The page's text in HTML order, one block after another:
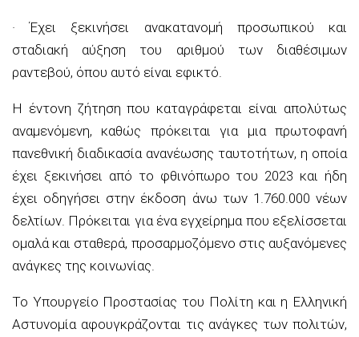
· Έχει ξεκινήσει ανακατανομή προσωπικού και
σταδιακή αύξηση του αριθμού των διαθέσιμων
ραντεβού, όπου αυτό είναι εφικτό.
Η έντονη ζήτηση που καταγράφεται είναι απολύτως
αναμενόμενη, καθώς πρόκειται για μια πρωτοφανή
πανεθνική διαδικασία ανανέωσης ταυτοτήτων, η οποία
έχει ξεκινήσει από το φθινόπωρο του 2023 και ήδη
έχει οδηγήσει στην έκδοση άνω των 1.760.000 νέων
δελτίων. Πρόκειται για ένα εγχείρημα που εξελίσσεται
ομαλά και σταθερά, προσαρμοζόμενο στις αυξανόμενες
ανάγκες της κοινωνίας.
Το Υπουργείο Προστασίας του Πολίτη και η Ελληνική
Αστυνομία αφουγκράζονται τις ανάγκες των πολιτών,